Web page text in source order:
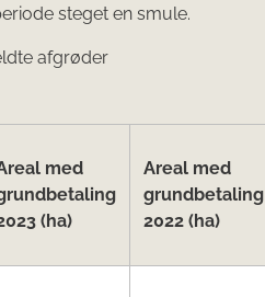
steget en smule.
afgrøder
med
(ha)
Areal med
grundbetaling
2022 (ha)